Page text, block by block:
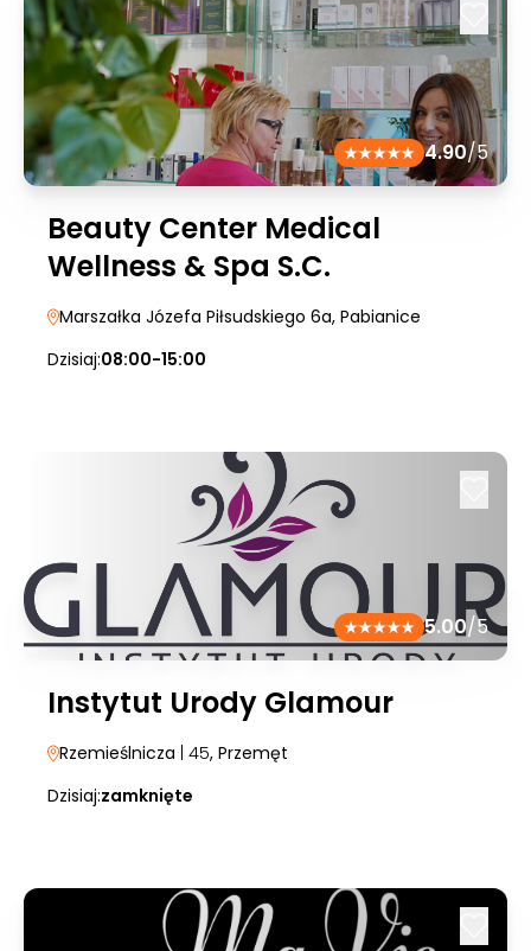
4.90/5
Beauty Center Medical
Wellness & Spa S.C.
Marszałka Józefa Piłsudskiego 6a, Pabianice
Dzisiaj:08:00-15:00
5.00/5
Instytut Urody Glamour
Rzemieślnicza | 45, Przemęt
Dzisiaj:zamknięte